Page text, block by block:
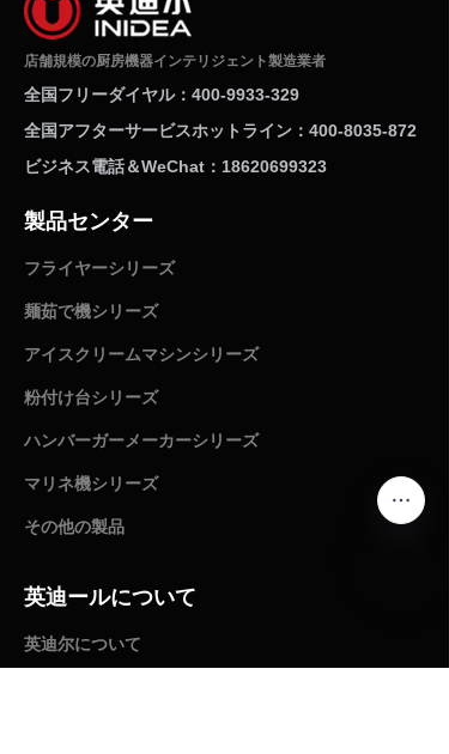
店舗規模の厨房機器インテリジェント製造業者
全国フリーダイヤル：400-9933-329
全国アフターサービスホットライン：400-8035-872
ビジネス電話＆WeChat：18620699323
製品センター
フライヤーシリーズ
麺茹で機シリーズ
アイスクリームマシンシリーズ
粉付け台シリーズ
ハンバーガーメーカーシリーズ
マリネ機シリーズ
その他の製品
英迪ールについて
英迪尔について